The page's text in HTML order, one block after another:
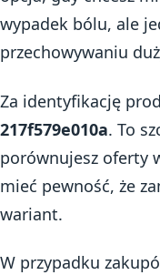
wypadek bólu, ale
przechowywaniu
Za identyfikację
217f579e010a. To
porównujesz oferty
mieć pewność, że
wariant.
W przypadku